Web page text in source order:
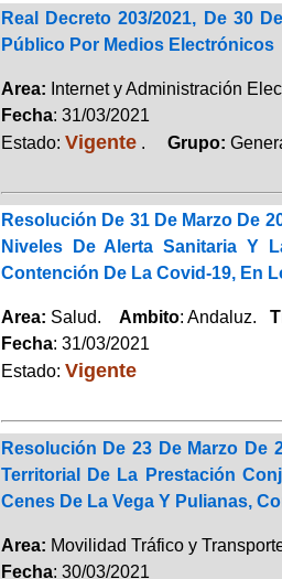
Real Decreto 203/2021, De 30
Público Por Medios Electrónicos
Area: Internet y Administración
Fecha: 31/03/2021
Estado: Vigente. Grupo:
Resolución De 31 De Marzo De
Niveles De Alerta Sanitaria Y
Contención De La Covid-19, En
Area: Salud. Ambito: Andaluz.
Fecha: 31/03/2021
Estado: Vigente
Resolución De 23 De Marzo De
Territorial De La Prestación
Cenes De La Vega Y Pulianas,
Area: Movilidad Tráfico y
Fecha: 30/03/2021